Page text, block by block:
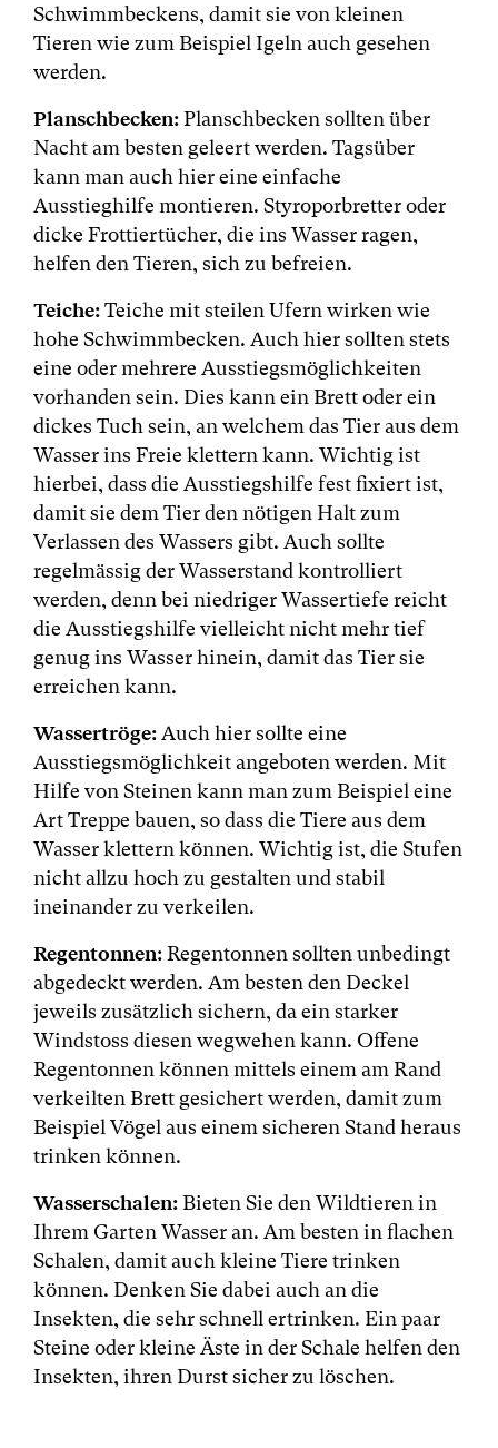
Schwimmbeckens, damit sie von kleinen
Tieren wie zum Beispiel Igeln auch gesehen
werden.
Planschbecken:Planschbecken sollten über
Nacht am besten geleert werden. Tagsüber
kann man auch hier eine einfache
Ausstieghilfe montieren. Styroporbretter oder
dicke Frottiertücher, die ins Wasser ragen,
helfen den Tieren, sich zu befreien.
Teiche:Teiche mit steilen Ufern wirken wie
hohe Schwimmbecken. Auch hier sollten stets
eine oder mehrere Ausstiegsmöglichkeiten
vorhanden sein. Dies kann ein Brett oder ein
dickes Tuch sein, an welchem das Tier aus dem
Wasser ins Freie klettern kann. Wichtig ist
hierbei, dass die Ausstiegshilfe fest fixiert ist,
damit sie dem Tier den nötigen Halt zum
Verlassen des Wassers gibt. Auch sollte
regelmässig der Wasserstand kontrolliert
werden, denn bei niedriger Wassertiefe reicht
die Ausstiegshilfe vielleicht nicht mehr tief
genug ins Wasser hinein, damit das Tier sie
erreichen kann.
Wassertröge: Auch hier sollte eine
Ausstiegsmöglichkeit angeboten werden. Mit
Hilfe von Steinen kann man zum Beispiel eine
Art Treppe bauen, so dass die Tiere aus dem
Wasser klettern können. Wichtig ist, die Stufen
nicht allzu hoch zu gestalten und stabil
ineinander zu verkeilen.
Regentonnen:Regentonnen sollten unbedingt
abgedeckt werden. Am besten den Deckel
jeweils zusätzlich sichern, da ein starker
Windstoss diesen wegwehen kann. Offene
Regentonnen können mittels einem am Rand
verkeilten Brett gesichert werden, damit zum
Beispiel Vögel aus einem sicheren Stand heraus
trinken können.
Wasserschalen:Bieten Sie den Wildtieren in
Ihrem Garten Wasser an. Am besten in flachen
Schalen, damit auch kleine Tiere trinken
können. Denken Sie dabei auch an die
Insekten, die sehr schnell ertrinken. Ein paar
Steine oder kleine Äste in der Schale helfen den
Insekten, ihren Durst sicher zu löschen.